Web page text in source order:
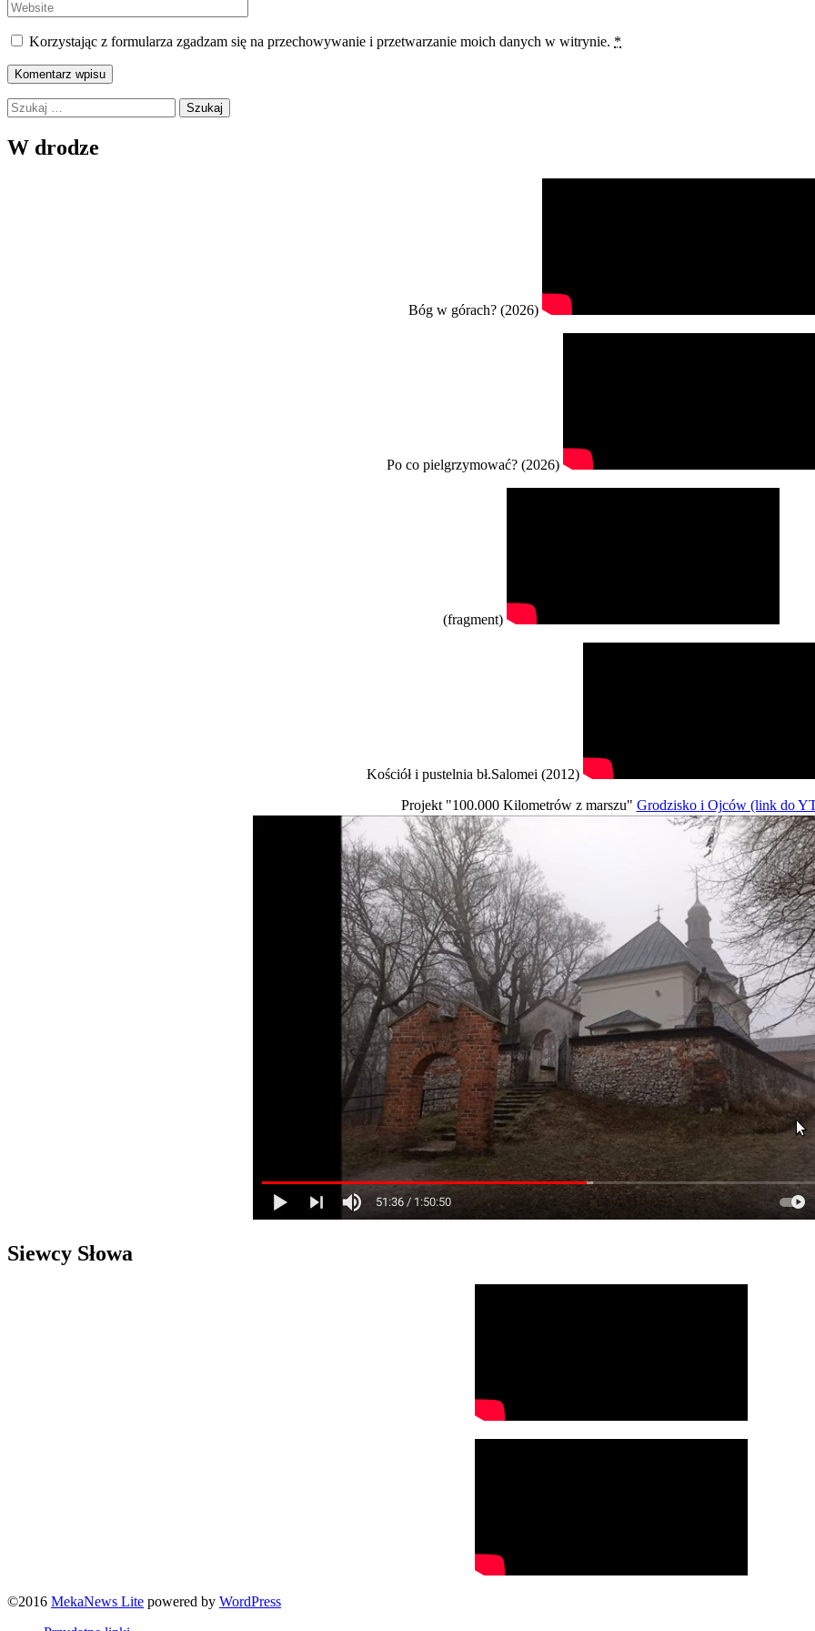
Korzystając z formularza zgadzam się na przechowywanie i przetwarzanie moich danych w witrynie. *
Szukaj:
W drodze
Bóg w górach? (2026)
Po co pielgrzymować? (2026)
(fragment)
Kościół i pustelnia bł.Salomei (2012)
Projekt "100.000 Kilometrów z marszu" Grodzisko i Ojców (link do
Siewcy Słowa
©2016 MekaNews Lite powered by WordPress